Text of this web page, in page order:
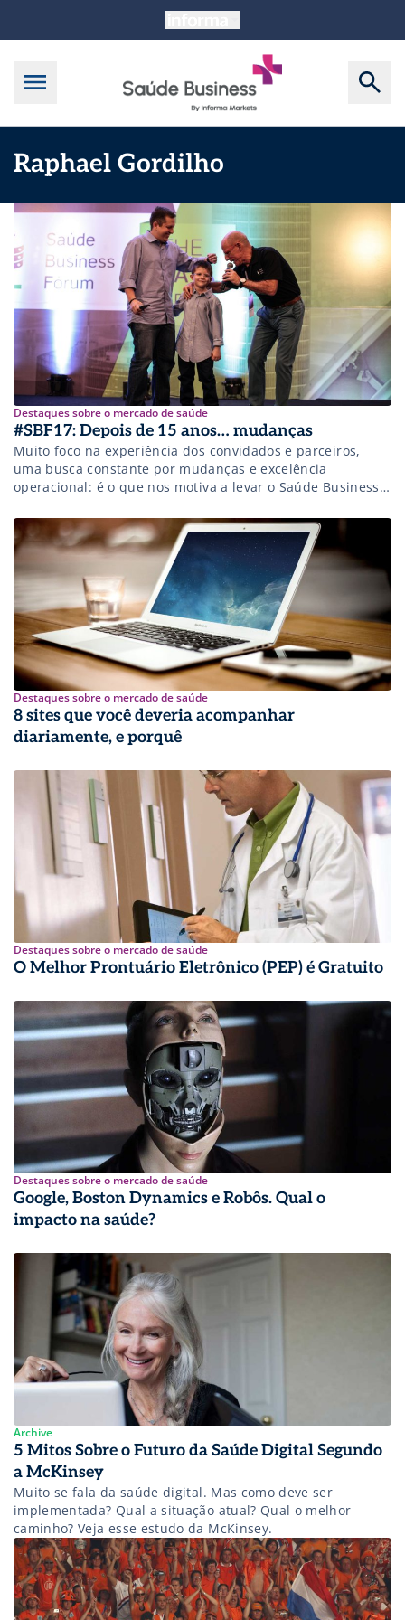
Raphael Gordilho
Destaques sobre o mercado de saúde
#SBF17: Depois de 15 anos… mudanças
Muito foco na experiência dos convidados e parceiros,
uma busca constante por mudanças e excelência
operacional: é o que nos motiva a levar o Saúde Business
Destaques sobre o mercado de saúde
8 sites que você deveria acompanhar
diariamente, e porquê
Destaques sobre o mercado de saúde
O Melhor Prontuário Eletrônico (PEP) é Gratuito
Destaques sobre o mercado de saúde
Google, Boston Dynamics e Robôs. Qual o
impacto na saúde?
Archive
5 Mitos Sobre o Futuro da Saúde Digital Segundo
a McKinsey
Muito se fala da saúde digital. Mas como deve ser
implementada? Qual a situação atual? Qual o melhor
caminho? Veja esse estudo da McKinsey.